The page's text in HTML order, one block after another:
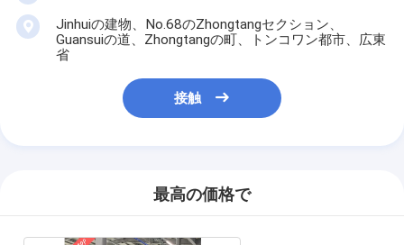
Jinhuiの建物、No.68のZhongtangセクション、
Guansuiの道、Zhongtangの町、トンコワン都市、広東
省
接触
最高の価格で